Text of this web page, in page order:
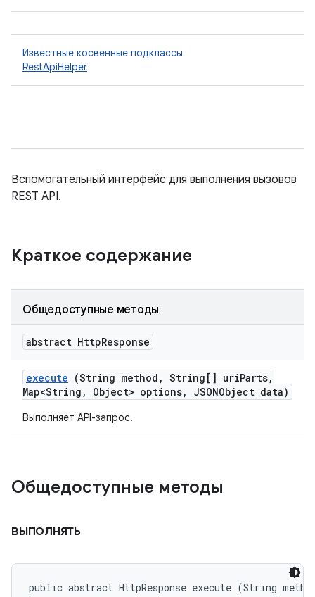
Известные косвенные подклассы
RestApiHelper
Вспомогательный интерфейс для выполнения вызовов
REST API.
Краткое содержание
Общедоступные методы
abstract HttpResponse
execute (String method , String[] uriParts,
Map<String , Object> options, JSONObject data)
Выполняет API-запрос.
Общедоступные методы
выполнять
public abstract HttpResponse execute (String